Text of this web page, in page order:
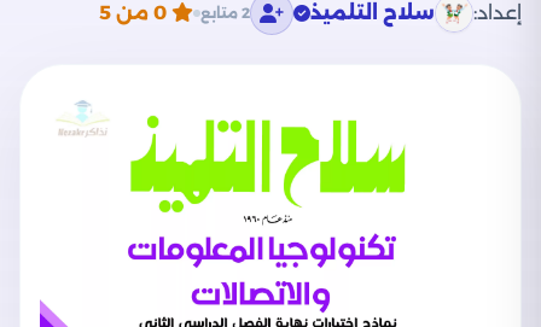
إعداد: سلاح التلميذ 2 متابع 0 من 5